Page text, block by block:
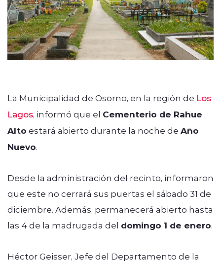
La Municipalidad de Osorno, en la región de Los
Lagos, informó que el Cementerio de Rahue
Alto estará abierto durante la noche de Año
Nuevo.
Desde la administración del recinto, informaron
que este no cerrará sus puertas el sábado 31 de
diciembre. Además, permanecerá abierto hasta
las 4 de la madrugada del domingo 1 de enero.
Héctor Geisser, Jefe del Departamento de la